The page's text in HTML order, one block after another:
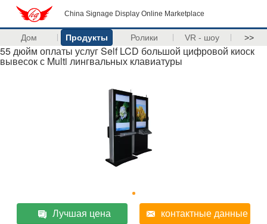
China Signage Display Online Marketplace
Дом Продукты Ролики VR - шоу >>
55 дюйм оплаты услуг Self LCD большой цифровой киоск
вывесок с Multi лингвальных клавиатуры
Лучшая цена контактные данные